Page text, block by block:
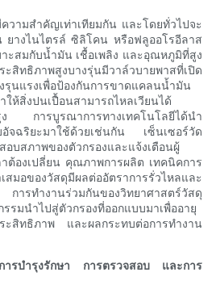
วามสำคัญเท่าเทียมกัน และโดยทั่วไปจะ
ยางไนไตรล์ ซิลิโคน หรือฟลูออโรอีลาส
าะสมกับน้ำมัน เชื้อเพลิง และอุณหภูมิที่สูง
ทธิภาพสูงบางรุ่นมีวาล์วบายพาสที่เปิด
รุนแรงเพื่อป้องกันการขาดแคลนน้ำมัน
ห้สิ่งปนเปื้อนสามารถไหลเวียนได้
รุง การบูรณาการทางเทคโนโลยีได้นำ
อัจฉริยะมาใช้ด้วยเช่นกัน เซ็นเซอร์วัด
บสภาพของตัวกรองและแจ้งเตือนผู้
าต้องเปลี่ยน คุณภาพการผลิต เทคนิคการ
ของวัสดุมีผลต่ออัตราการรั่วไหลและ
ารทำงานร่วมกันของวิทยาศาสตร์วัสดุ
รมนำไปสู่ตัวกรองที่ออกแบบมาเพื่ออายุ
สิทธิภาพ และผลกระทบต่อการทำงาน
ารบำรุงรักษา การตรวจสอบ และการ